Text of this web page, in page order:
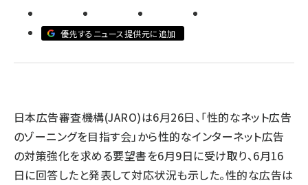
z世代 (1623)
優先するニュース提供元に追加
日本広告審査機構(JARO)は6月26日、「性的なネット広告
のゾーニングを目指す会」から性的なインターネット広告
の対策強化を求める要望書を6月9日に受け取り、6月16
日に回答したと発表して対応状況も示した。性的な広告は